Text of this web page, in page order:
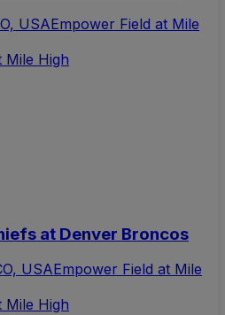
USAEmpower Field at Mile
Mile High
at Denver Broncos
USAEmpower Field at Mile
Mile High